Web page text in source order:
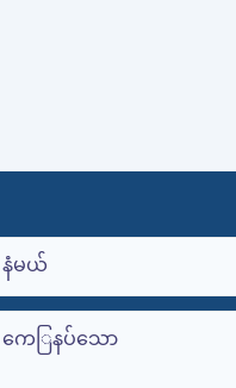
နံမယ်
ကေြနပ်သော